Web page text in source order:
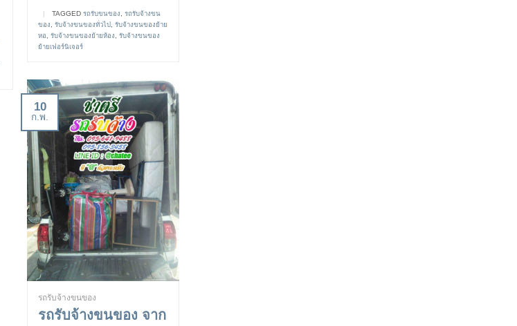
| TAGGEDรถรับขนของ ,รถรับจ้างขน
ของ
,รับจ้างขนของทั่วไป ,รับจ้างขนของย้าย
หอ
,รับจ้างขนของย้ายห้อง ,รับจ้างขนของ
ย้ายเฟอร์นิเจอร์
10
ก.พ.
รถรับจ้างขนของ
รถรับจ้างขนของ จาก